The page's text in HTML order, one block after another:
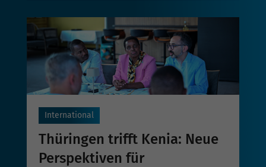
International
Thüringen trifft Kenia: Neue
Perspektiven für